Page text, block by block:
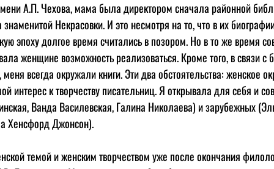
А.П. Чехова, мама была директором сначала районной
Некрасовки. И это несмотря на то, что в их
эпоху долгое время считались в позором. Но в то же время
женщине возможность реализоваться. Кроме того, в связи с
всегда окружали книги. Эти два обстоятельства: женское
интерес к творчеству писательниц. Я открывала для себя и
Ванда Василевская, Галина Николаева) и зарубежных
Хенсфорд Джонсон).
темой и женским творчеством уже после окончания